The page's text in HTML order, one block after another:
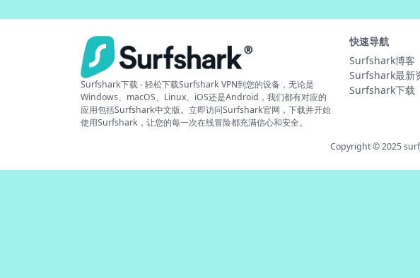
Surfshark下载 - 轻松下载Surfshark VPN到您的设备，无论是
Windows、macOS、Linux、iOS还是Android，我们都有对应的
应用包括Surfshark中文版。立即访问Surfshark官网，下载并开始
使用Surfshark，让您的每一次在线冒险都充满信心和安全。
快速导航
Surfshark博客
Surfshark最新
Surfshark下载
Copyright © 2025